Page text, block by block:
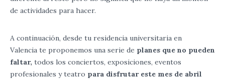
de actividades para hacer.
A continuación, desde tu residencia universitaria en
Valencia te proponemos una serie de planes que no pueden
faltar, todos los conciertos, exposiciones, eventos
profesionales y teatro para disfrutar este mes de abril